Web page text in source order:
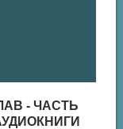
- ЧАСТЬ